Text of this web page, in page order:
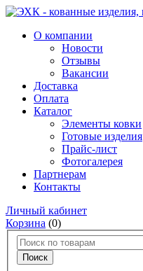
О компании
Новости
Отзывы
Вакансии
Доставка
Оплата
Каталог
Элементы ковки
Готовые изделия
Прайс-лист
Фотогалерея
Партнерам
Контакты
Личный кабинет
Корзина (0)